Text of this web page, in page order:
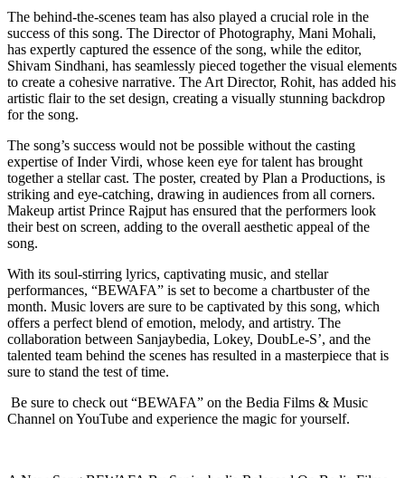
The behind-the-scenes team has also played a crucial role in the
success of this song. The Director of Photography, Mani Mohali,
has expertly captured the essence of the song, while the editor,
Shivam Sindhani, has seamlessly pieced together the visual elements
to create a cohesive narrative. The Art Director, Rohit, has added his
artistic flair to the set design, creating a visually stunning backdrop
for the song.
The song’s success would not be possible without the casting
expertise of Inder Virdi, whose keen eye for talent has brought
together a stellar cast. The poster, created by Plan a Productions, is
striking and eye-catching, drawing in audiences from all corners.
Makeup artist Prince Rajput has ensured that the performers look
their best on screen, adding to the overall aesthetic appeal of the
song.
With its soul-stirring lyrics, captivating music, and stellar
performances, “BEWAFA” is set to become a chartbuster of the
month. Music lovers are sure to be captivated by this song, which
offers a perfect blend of emotion, melody, and artistry. The
collaboration between Sanjaybedia, Lokey, DoubLe-S’, and the
talented team behind the scenes has resulted in a masterpiece that is
sure to stand the test of time.
Be sure to check out “BEWAFA” on the Bedia Films & Music
Channel on YouTube and experience the magic for yourself.